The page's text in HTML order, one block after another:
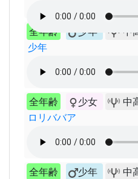
全年齢 少年 中
少年
全年齢 少女 中
ロリババア
全年齢 少年 中